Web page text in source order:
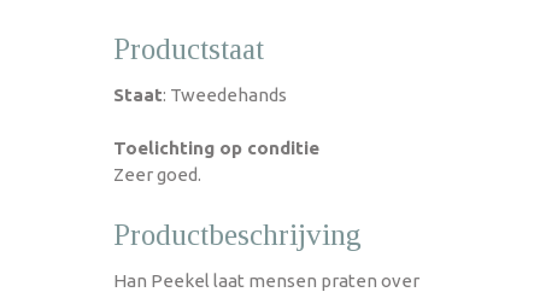
Productstaat
Staat: Tweedehands
Toelichting op conditie
Zeer goed.
Productbeschrijving
Han Peekel laat mensen praten over